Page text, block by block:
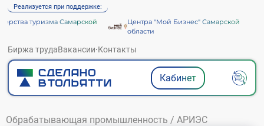
Реализуется при поддержке:
туризма Самарской
Центра "Мой Бизнес" Самарской
области
Биржа трудаВакансии·Контакты
Кабинет
Обрабатывающая промышленность / АРИЭС